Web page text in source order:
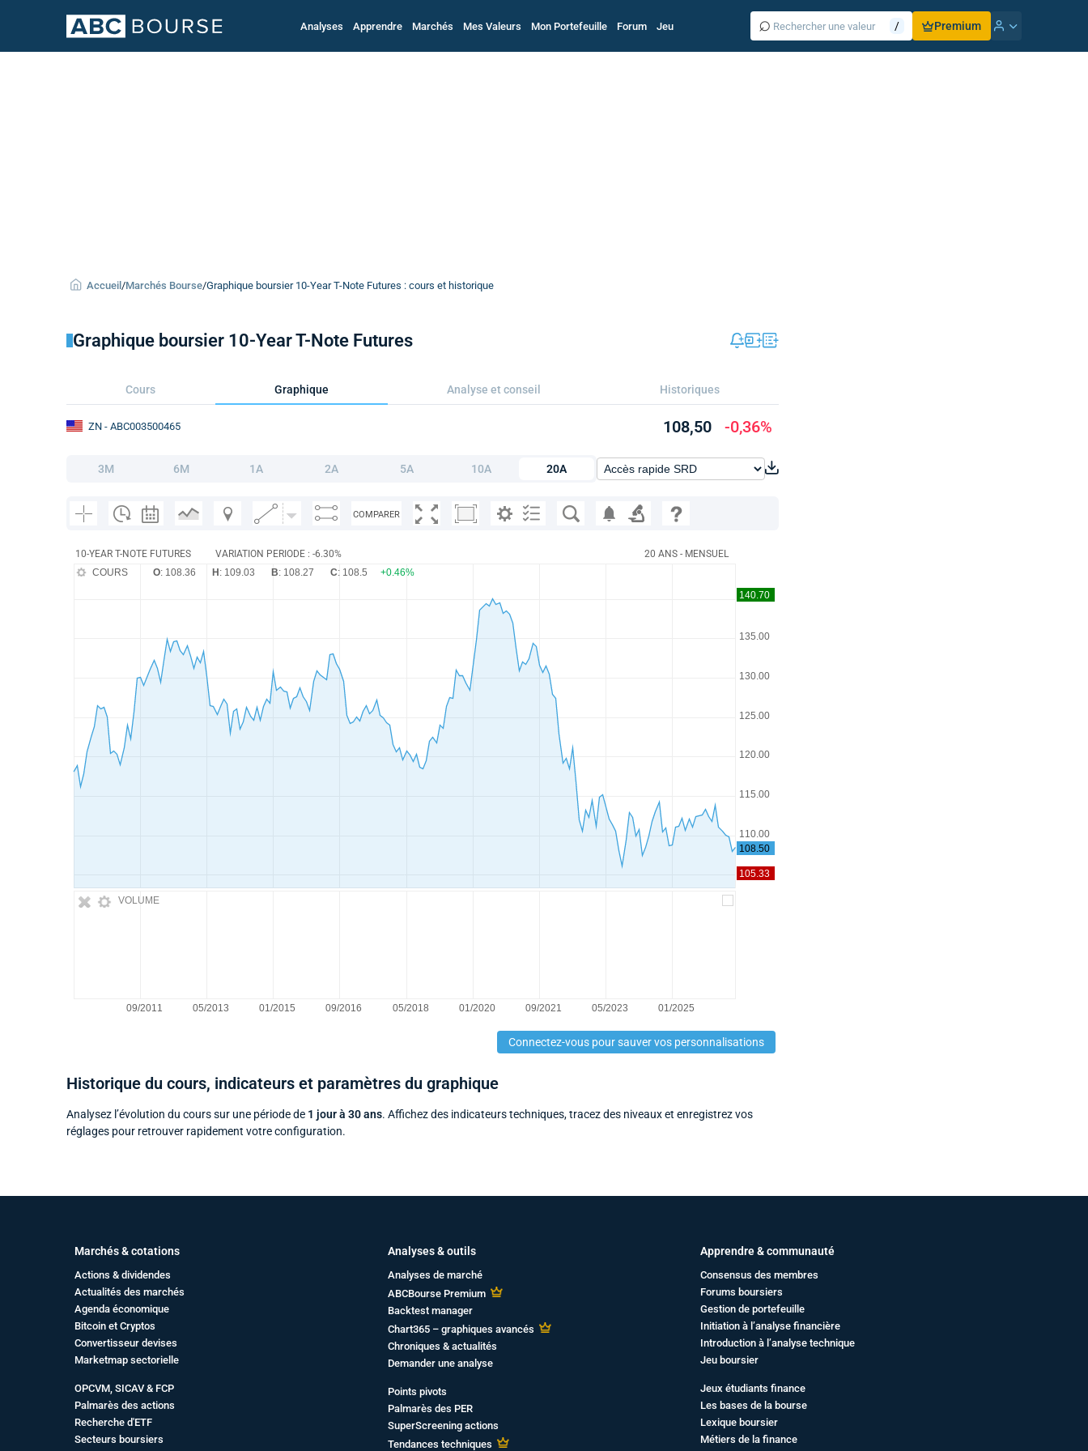
Analyses Apprendre Marchés Mes Valeurs Mon Portefeuille Forum Jeu ⌕ / Premium
Accueil /Marchés Bourse/Graphique boursier 10-Year T-Note Futures : cours et historique
Graphique boursier 10-Year T-Note Futures
Cours Graphique Analyse et conseil Historiques
ZN - ABC003500465 108,50 -0,36%
3M 6M 1A 2A 5A 10A 20A
COMPARER
10-YEAR T-NOTE FUTURES VARIATION PERIODE : -6.30% 20 ANS - MENSUEL
VOLUME
COURS O: 108.36 H : 109.03 B: 108.27 C: 108.5 +0.46%
Connectez-vous pour sauver vos personnalisations
Historique du cours, indicateurs et paramètres du graphique
Analysez l’évolution du cours sur une période de 1 jour à 30 ans. Affichez des indicateurs techniques, tracez des niveaux et enregistrez vos
réglages pour retrouver rapidement votre configuration.
Marchés & cotations
Actions & dividendes
Actualités des marchés
Agenda économique
Bitcoin et Cryptos
Convertisseur devises
Marketmap sectorielle
OPCVM, SICAV & FCP
Palmarès des actions
Recherche d'ETF
Secteurs boursiers
Analyses & outils
Analyses de marché
ABCBourse Premium
Backtest manager
Chart365 – graphiques avancés
Chroniques & actualités
Demander une analyse
Points pivots
Palmarès des PER
SuperScreening actions
Tendances techniques
Apprendre & communauté
Consensus des membres
Forums boursiers
Gestion de portefeuille
Initiation à l’analyse financière
Introduction à l’analyse technique
Jeu boursier
Jeux étudiants finance
Les bases de la bourse
Lexique boursier
Métiers de la finance